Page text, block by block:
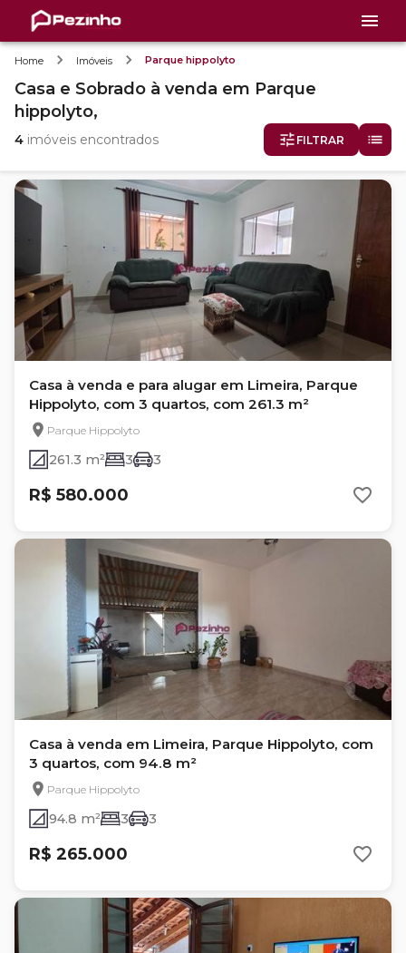
Home Imóveis Parque hippolyto
Casa e Sobrado à venda em Parque
hippolyto,
4 imóveis encontrados FILTRAR
Casa à venda e para alugar em Limeira, Parque
Hippolyto, com 3 quartos, com 261.3 m²
Parque Hippolyto
261.3 m² 3 3
R$ 580.000
Casa à venda em Limeira, Parque Hippolyto, com
3 quartos, com 94.8 m²
Parque Hippolyto
94.8 m² 3 3
R$ 265.000